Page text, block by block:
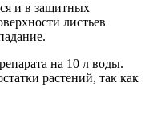
и в защитных
листьев
на 10 л воды.
растений, так как